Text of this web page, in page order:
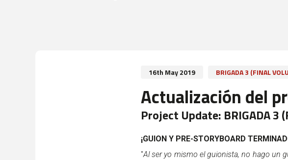
16th May 2019 BRIGADA 3 (FINAL
Actualización del
Project Update: BRIGADA 3
¡GUION Y PRE-STORYBOARD
"Al ser yo mismo el guionista, no hago un